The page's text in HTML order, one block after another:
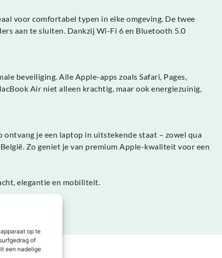
op te
of
een nadelige
voor comfortabel typen in elke omgeving. De twee
aan te sluiten. Dankzij Wi-Fi 6 en Bluetooth 5.0
beveiliging. Alle Apple-apps zoals Safari, Pages,
Air niet alleen krachtig, maar ook energiezuinig,
je een laptop in uitstekende staat – zowel qua
Zo geniet je van premium Apple-kwaliteit voor een
elegantie en mobiliteit.